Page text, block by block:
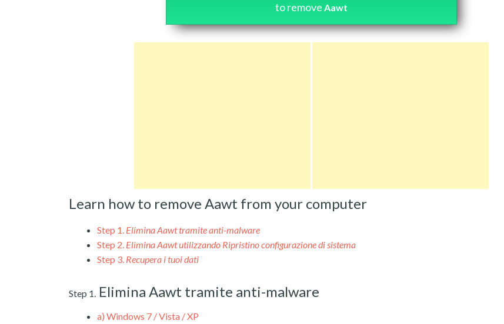
to remove Aawt
Learn how to remove Aawt from your computer
Step 1. Elimina Aawt tramite anti-malware
Step 2. Elimina Aawt utilizzando Ripristino configurazione di sistema
Step 3. Recupera i tuoi dati
Step 1. Elimina Aawt tramite anti-malware
a) Windows 7 / Vista / XP